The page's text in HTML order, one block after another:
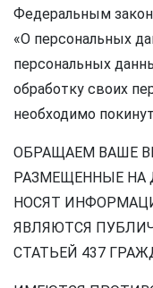
Федеральным
«О персональных
персональных
обработку своих
необходимо
ОБРАЩАЕМ ВАШЕ
РАЗМЕЩЕННЫЕ НА
НОСЯТ
ЯВЛЯЮТСЯ
СТАТЬЕЙ 437